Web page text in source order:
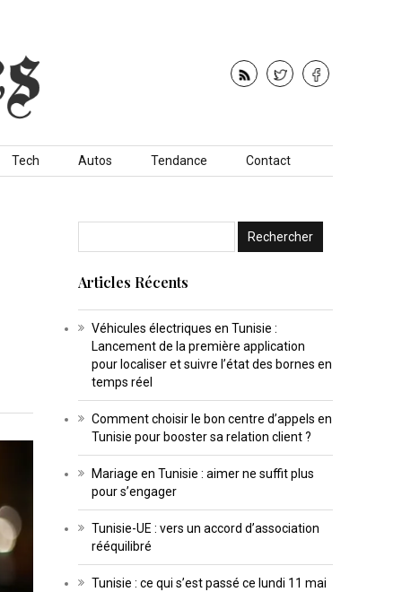
Tech Autos Tendance Contact
Articles Récents
Véhicules électriques en Tunisie :
Lancement de la première application
pour localiser et suivre l’état des bornes en
temps réel
Comment choisir le bon centre d’appels en
Tunisie pour booster sa relation client ?
Mariage en Tunisie : aimer ne suffit plus
pour s’engager
Tunisie-UE : vers un accord d’association
rééquilibré
Tunisie : ce qui s’est passé ce lundi 11 mai